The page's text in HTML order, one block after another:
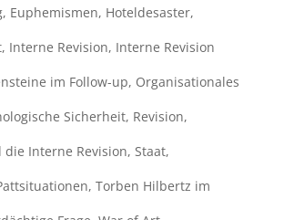
, Euphemismen, Hoteldesaster,
, Interne Revision, Interne Revision
im Follow-up, Organisationales
Sicherheit, Revision,
die Interne Revision, Staat,
, Torben Hilbertz im